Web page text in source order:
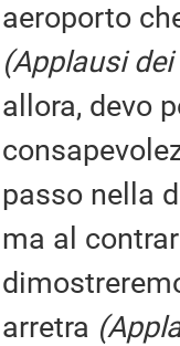
aeroporto
(Applausi
allora, devo
passo nella
ma al
arretra